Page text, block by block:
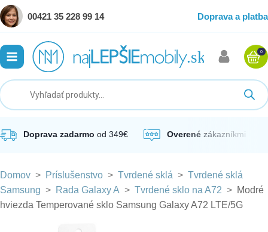
00421 35 228 99 14 Doprava a platba
0
Doprava zadarmo od 349€ Overené zákazníkmi
Domov > Príslušenstvo > Tvrdené sklá > Tvrdené sklá
Samsung > Rada Galaxy A > Tvrdené sklo na A72 > Modré
hviezda Temperované sklo Samsung Galaxy A72 LTE/5G